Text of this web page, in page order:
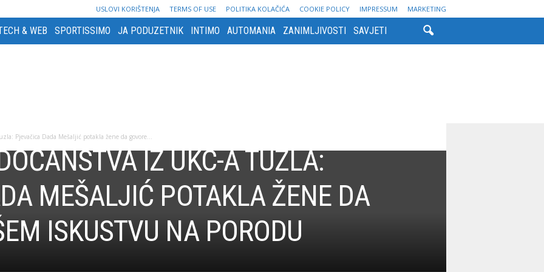
USLOVI KORIŠTENJA TERMS OF USE POLITIKA KOLAČIĆA COOKIE POLICY IMPRESSUM MARKETING
& WEB SPORTISSIMO JA PODUZETNIK INTIMO AUTOMANIA ZANIMLJIVOSTI SAVJETI
Pjevačica Dada Mešaljić potakla žene da govore...
IZ UKC-A TUZLA:
MEŠALJIĆ POTAKLA ŽENE DA
ISKUSTVU NA PORODU